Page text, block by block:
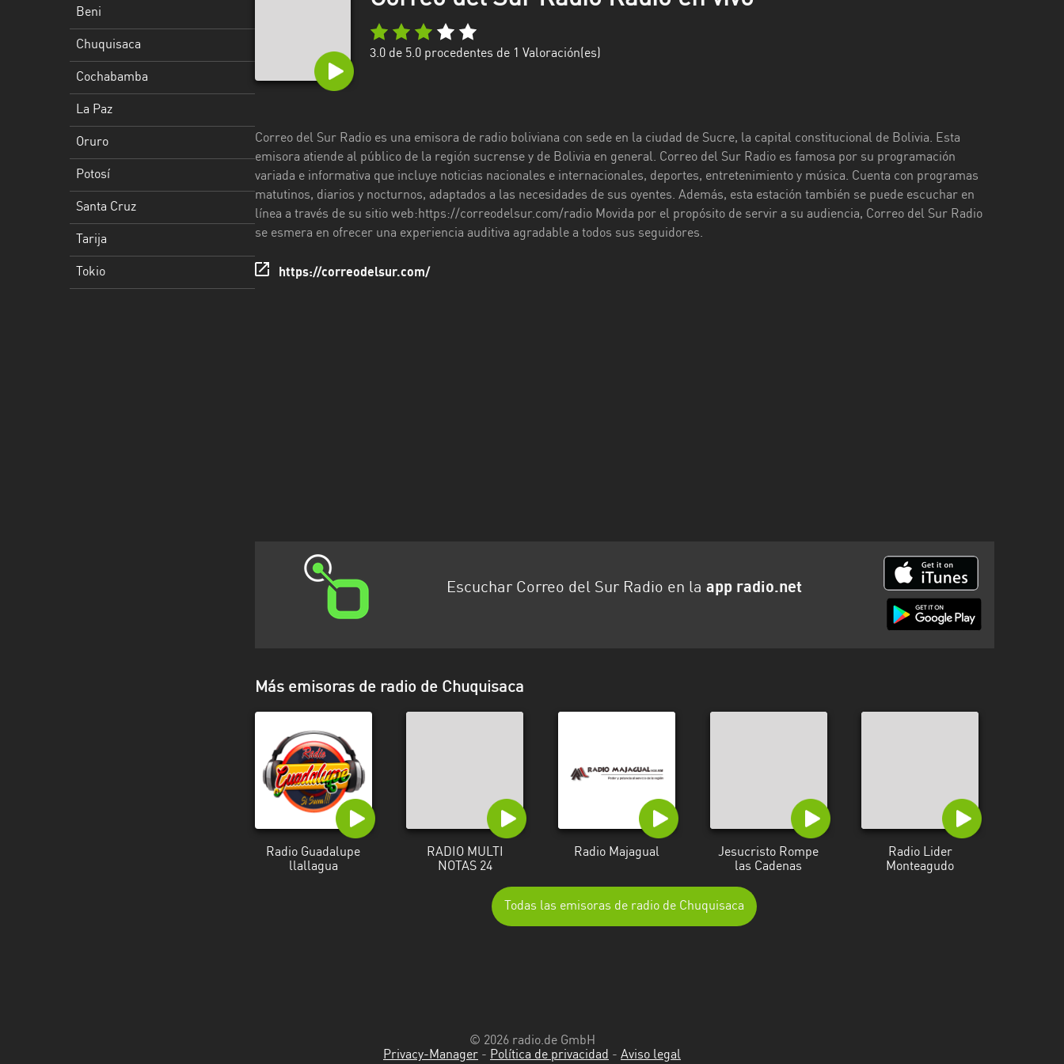
Beni
Chuquisaca
Cochabamba
La Paz
Oruro
Potosí
Santa Cruz
Tarija
Tokio
3.0de 5.0 procedentes de 1 Valoración(es)
Correo del Sur Radio es una emisora de radio boliviana con sede en la ciudad de Sucre, la capital constitucional de Bolivia. Esta
emisora atiende al público de la región sucrense y de Bolivia en general. Correo del Sur Radio es famosa por su programación
variada e informativa que incluye noticias nacionales e internacionales, deportes, entretenimiento y música. Cuenta con programas
matutinos, diarios y nocturnos, adaptados a las necesidades de sus oyentes. Además, esta estación también se puede escuchar en
línea a través de su sitio web:https://correodelsur.com/radio Movida por el propósito de servir a su audiencia, Correo del Sur Radio
se esmera en ofrecer una experiencia auditiva agradable a todos sus seguidores.
https://correodelsur.com/
Escuchar Correo del Sur Radio en laapp radio.net
Más emisoras de radio de Chuquisaca
Radio Guadalupe
llallagua
RADIO MULTI
NOTAS 24
Radio Majagual
Jesucristo Rompe
las Cadenas
Radio Lider
Monteagudo
Todas las emisoras de radio de Chuquisaca
© 2026 radio.de GmbH
Privacy-Manager - Política de privacidad - Aviso legal